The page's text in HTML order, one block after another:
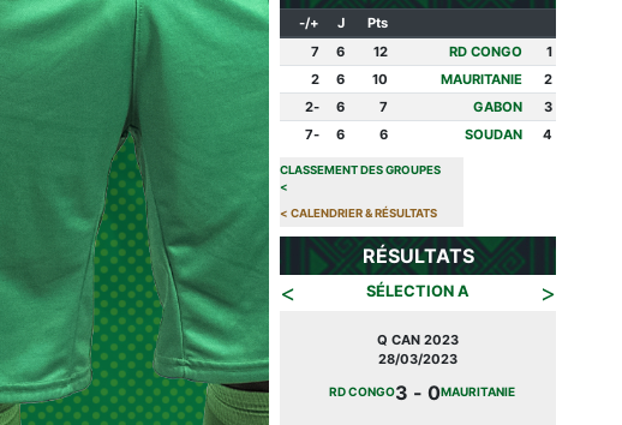
Pts
J
+/-
1
RD CONGO
12
6
7
2
MAURITANIE
10
6
2
3
GABON
7
6
-2
4
SOUDAN
6
6
-7
CLASSEMENT DES GROUPES
>
CALENDRIER & RÉSULTATS
>
RÉSULTATS
<
SÉLECTION A
>
Q CAN 2023
20/07/2023
SOUDAN
0 - 3
MAURITANIE